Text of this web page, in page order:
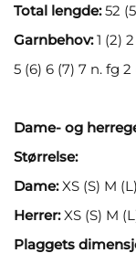
Total lengde:52
Garnbehov:1 (2)
5 (6) 6 (7) 7 n. fg 2
Dame- og
Størrelse:
Dame:XS (S) M
Herrer:XS (S) M
Plaggets